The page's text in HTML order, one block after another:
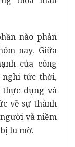
nào phản
nay. Giữa
của công
nghi tức thời,
dụng và
về sự thánh
và niềm
lu mờ.